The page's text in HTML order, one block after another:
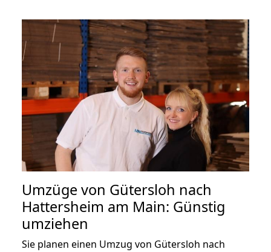
Umzüge von Gütersloh nach
Hattersheim am Main: Günstig
umziehen
Sie planen einen Umzug von Gütersloh nach